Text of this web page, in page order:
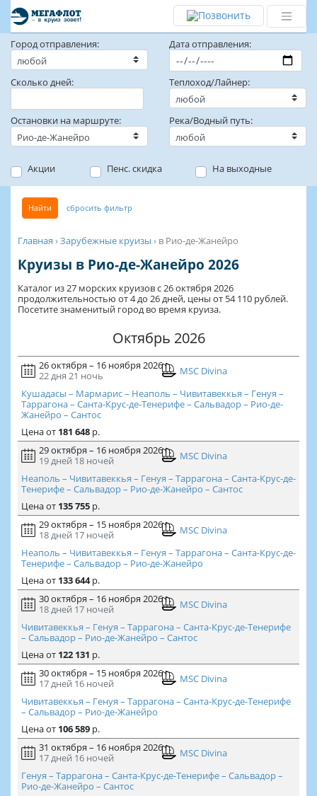
Город отправления: Дата отправления:
Сколько дней: Теплоход/Лайнер:
Остановки на маршруте: Река/Водный путь:
Акции Пенс. скидка На выходные
Найти сбросить фильтр
Главная ›Зарубежные круизы › в Рио-де-Жанейро
Круизы в Рио-де-Жанейро 2026
Каталог из 27 морских круизов с 26 октября 2026
продолжительностью от 4 до 26 дней, цены от 54 110 рублей.
Посетите знаменитый город во время круиза.
Октябрь 2026
26 октября – 16 ноября 2026 г.
22 дня 21 ночь
MSC Divina
Кушадасы – Мармарис – Неаполь – Чивитавеккья – Генуя –
Таррагона – Санта-Крус-де-Тенерифе – Сальвадор – Рио-де-
Жанейро – Сантос
Ценаот 181 648р.
29 октября – 16 ноября 2026 г.
19 дней 18 ночей
MSC Divina
Неаполь – Чивитавеккья – Генуя – Таррагона – Санта-Крус-де-
Тенерифе – Сальвадор – Рио-де-Жанейро – Сантос
Ценаот 135 755р.
29 октября – 15 ноября 2026 г.
18 дней 17 ночей
MSC Divina
Неаполь – Чивитавеккья – Генуя – Таррагона – Санта-Крус-де-
Тенерифе – Сальвадор – Рио-де-Жанейро
Ценаот 133 644р.
30 октября – 16 ноября 2026 г.
18 дней 17 ночей
MSC Divina
Чивитавеккья – Генуя – Таррагона – Санта-Крус-де-Тенерифе
– Сальвадор – Рио-де-Жанейро – Сантос
Ценаот 122 131 р.
30 октября – 15 ноября 2026 г.
17 дней 16 ночей
MSC Divina
Чивитавеккья – Генуя – Таррагона – Санта-Крус-де-Тенерифе
– Сальвадор – Рио-де-Жанейро
Ценаот 106 589р.
31 октября – 16 ноября 2026 г.
17 дней 16 ночей
MSC Divina
Генуя – Таррагона – Санта-Крус-де-Тенерифе – Сальвадор –
Рио-де-Жанейро – Сантос